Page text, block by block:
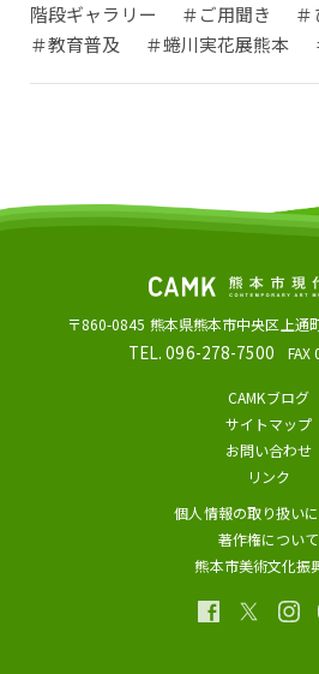
階段ギャラリー
＃ご用聞き
＃教育普及
＃蜷川実花展熊本
〒860-0845 熊本県熊本市中央区上通
TEL. 096-278-7500 FAX
CAMKブログ
サイトマップ
お問い合わせ
リンク
個人情報の取り扱い
著作権について
熊本市美術文化振